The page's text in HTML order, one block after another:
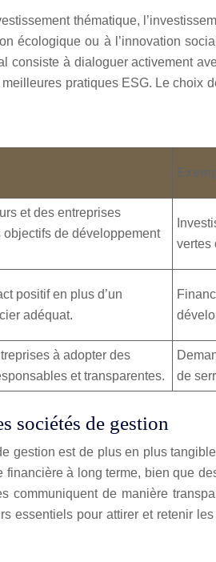
thématique,
écologique ou à l’innovation
consiste à dialoguer activement
pratiques ESG. Le choix
et des entreprises
de développement
vertes
positif en plus d’un
adéquat.
à adopter des
et transparentes.
de
sociétés de gestion
gestion est de plus en plus
à long terme, bien que
de manière
essentiels pour attirer et retenir